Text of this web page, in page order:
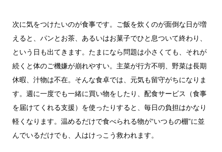
次に気をつけたいのが食事です。ご飯を炊くのが面倒な日が増
えると、パンとお茶、あるいはお菓子でひと息ついて終わり、
という日も出てきます。たまになら問題は小さくても、それが
続くと体のご機嫌が崩れやすい。主菜が行方不明、野菜は長期
休暇、汁物は不在。そんな食卓では、元気も留守がちになりま
す。週に一度でも一緒に買い物をしたり、配食サービス（食事
を届けてくれる支援）を使ったりすると、毎日の負担はかなり
軽くなります。温めるだけで食べられる物が“いつもの棚”に並
んでいるだけでも、人はけっこう救われます。